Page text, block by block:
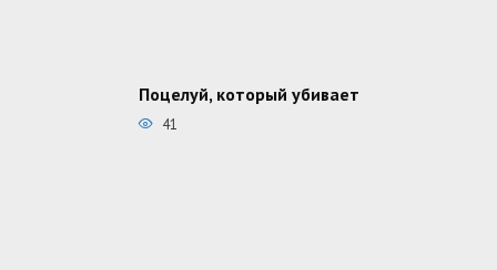
Поцелуй, который убивает
41